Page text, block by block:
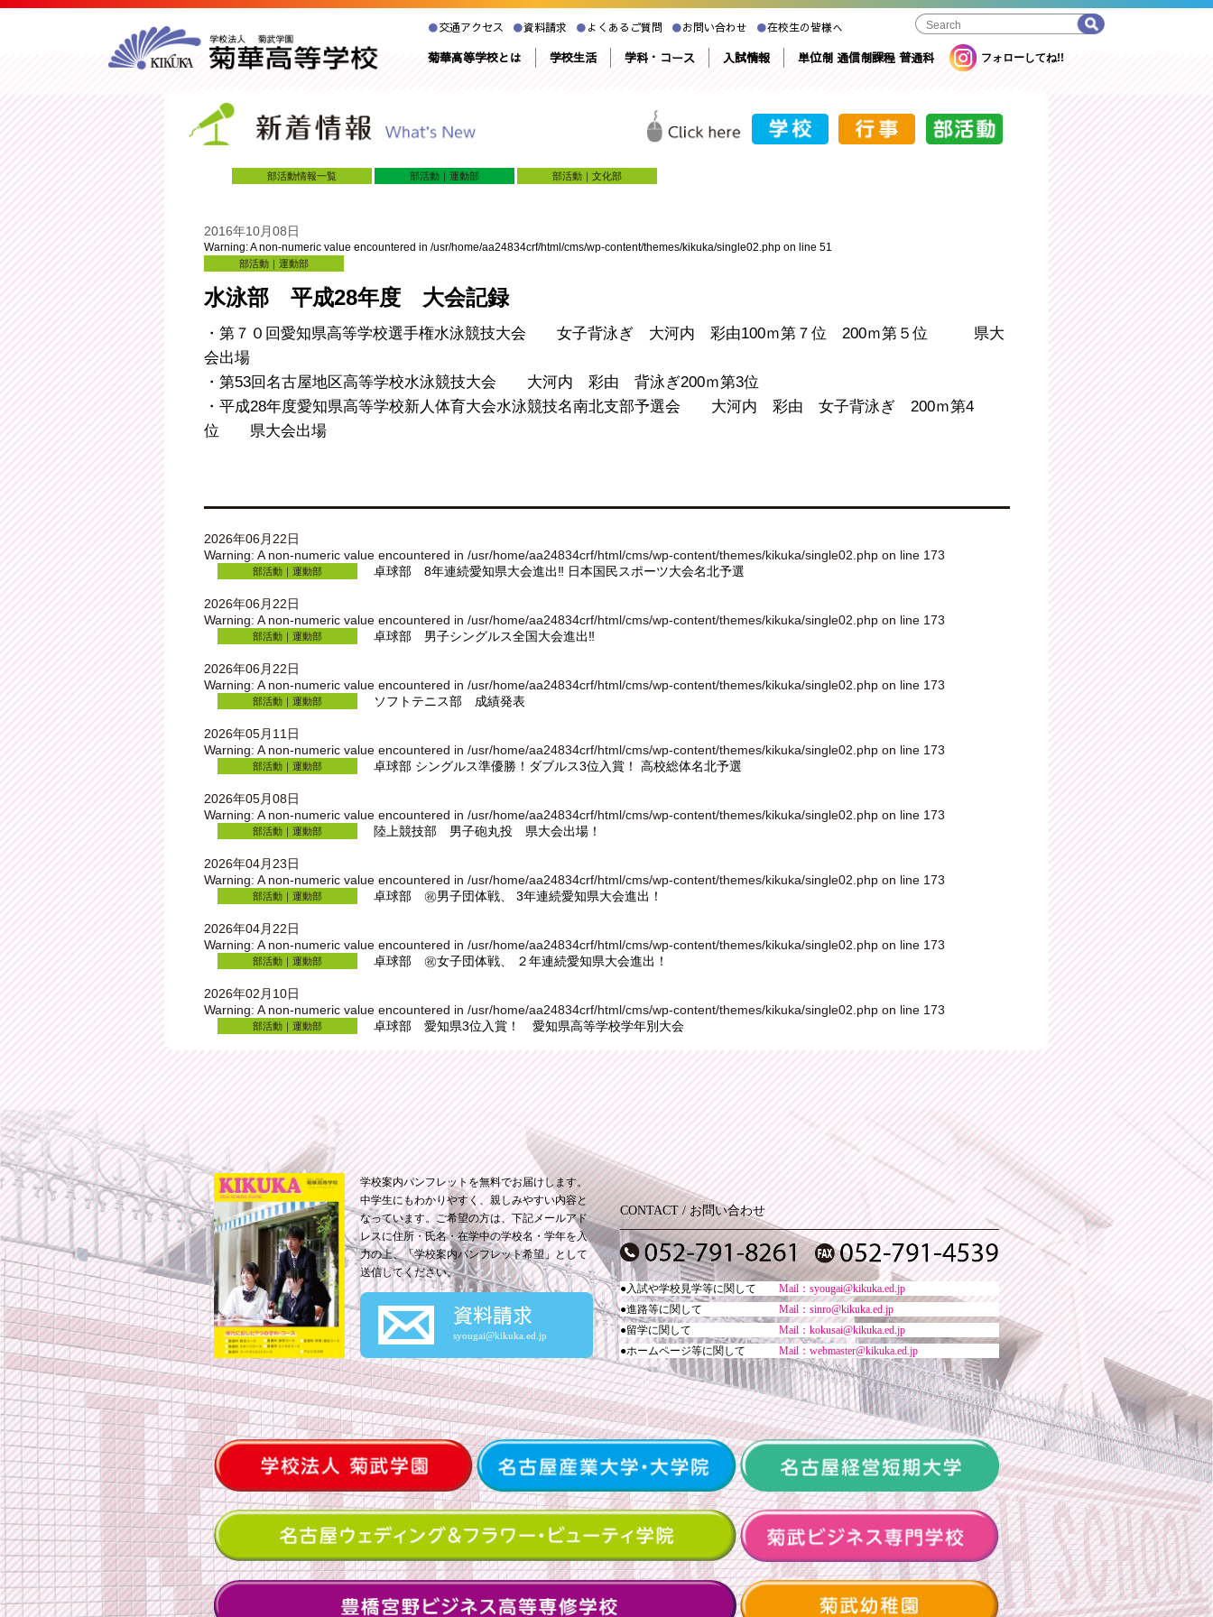
●交通アクセス ●資料請求 ●よくあるご質問 ●お問い合わせ ●在校生の皆様へ
菊華高等学校とは 学校生活 学科・コース 入試情報 単位制 通信制課程 普通科 フォローしてね!!
部活動情報一覧 部活動｜運動部 部活動｜文化部
2016年10月08日
Warning: A non-numeric value encountered in /usr/home/aa24834crf/html/cms/wp-content/themes/kikuka/single02.phpon line 51
部活動｜運動部
水泳部 平成28年度 大会記録
・第７０回愛知県高等学校選手権水泳競技大会 女子背泳ぎ 大河内 彩由100ｍ第７位 200ｍ第５位 県大
会出場
・第53回名古屋地区高等学校水泳競技大会 大河内 彩由 背泳ぎ200ｍ第3位
・平成28年度愛知県高等学校新人体育大会水泳競技名南北支部予選会 大河内 彩由 女子背泳ぎ 200ｍ第4
位 県大会出場
2026年06月22日
Warning: A non-numeric value encountered in /usr/home/aa24834crf/html/cms/wp-content/themes/kikuka/single02.phpon line 173
部活動｜運動部 卓球部 8年連続愛知県大会進出‼︎ 日本国民スポーツ大会名北予選
2026年06月22日
Warning: A non-numeric value encountered in /usr/home/aa24834crf/html/cms/wp-content/themes/kikuka/single02.phpon line 173
部活動｜運動部 卓球部 男子シングルス全国大会進出‼︎
2026年06月22日
Warning: A non-numeric value encountered in /usr/home/aa24834crf/html/cms/wp-content/themes/kikuka/single02.phpon line 173
部活動｜運動部 ソフトテニス部 成績発表
2026年05月11日
Warning: A non-numeric value encountered in /usr/home/aa24834crf/html/cms/wp-content/themes/kikuka/single02.phpon line 173
部活動｜運動部 卓球部 シングルス準優勝！ダブルス3位入賞！ 高校総体名北予選
2026年05月08日
Warning: A non-numeric value encountered in /usr/home/aa24834crf/html/cms/wp-content/themes/kikuka/single02.phpon line 173
部活動｜運動部 陸上競技部 男子砲丸投 県大会出場！
2026年04月23日
Warning: A non-numeric value encountered in /usr/home/aa24834crf/html/cms/wp-content/themes/kikuka/single02.phpon line 173
部活動｜運動部 卓球部 ㊗男子団体戦、 3年連続愛知県大会進出！
2026年04月22日
Warning: A non-numeric value encountered in /usr/home/aa24834crf/html/cms/wp-content/themes/kikuka/single02.phpon line 173
部活動｜運動部 卓球部 ㊗女子団体戦、 ２年連続愛知県大会進出！
2026年02月10日
Warning: A non-numeric value encountered in /usr/home/aa24834crf/html/cms/wp-content/themes/kikuka/single02.phpon line 173
部活動｜運動部 卓球部 愛知県3位入賞！ 愛知県高等学校学年別大会
学校案内パンフレットを無料でお届けします。
中学生にもわかりやすく、親しみやすい内容と
なっています。ご希望の方は、下記メールアド
レスに住所・氏名・在学中の学校名・学年を入
力の上、「学校案内パンフレット希望」として
送信してください。
資料請求
syougai@kikuka.ed.jp
CONTACT / お問い合わせ
●入試や学校見学等に関して Mail：syougai@kikuka.ed.jp
●進路等に関して
Mail：sinro@kikuka.ed.jp
●留学に関して
Mail：kokusai@kikuka.ed.jp
●ホームページ等に関して
Mail：webmaster@kikuka.ed.jp